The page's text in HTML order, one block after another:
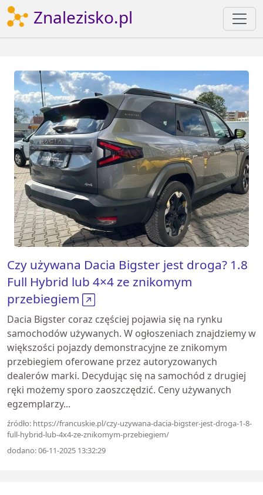
Znalezisko.pl
Czy używana Dacia Bigster jest droga? 1.8
Full Hybrid lub 4×4 ze znikomym
przebiegiem
Dacia Bigster coraz częściej pojawia się na rynku
samochodów używanych. W ogłoszeniach znajdziemy w
większości pojazdy demonstracyjne ze znikomym
przebiegiem oferowane przez autoryzowanych
dealerów marki. Decydując się na samochód z drugiej
ręki możemy sporo zaoszczędzić. Ceny używanych
egzemplarzy...
źródło: https://francuskie.pl/czy-uzywana-dacia-bigster-jest-droga-1-8-
full-hybrid-lub-4x4-ze-znikomym-przebiegiem/
dodano: 06-11-2025 13:32:29